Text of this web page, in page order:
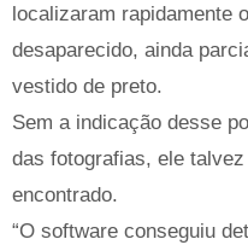
localizaram rapidamente
desaparecido, ainda
vestido de preto.
Sem a indicação desse
das fotografias, ele
encontrado.
“O software conseguiu